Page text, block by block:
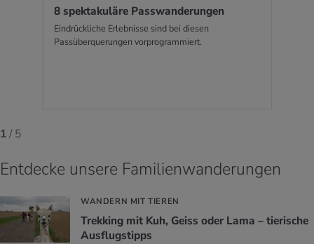
8 spek­ta­ku­lä­re Pass­wan­de­run­gen
Eindrückliche Erlebnisse sind bei diesen
Passüberquerungen vorprogrammiert.
1/ 5
Entdecke unsere Familienwanderungen
WANDERN MIT TIEREN
Trek­king mit Kuh, Geiss oder Lama – tie­ri­sche
Aus­flugs­tipps